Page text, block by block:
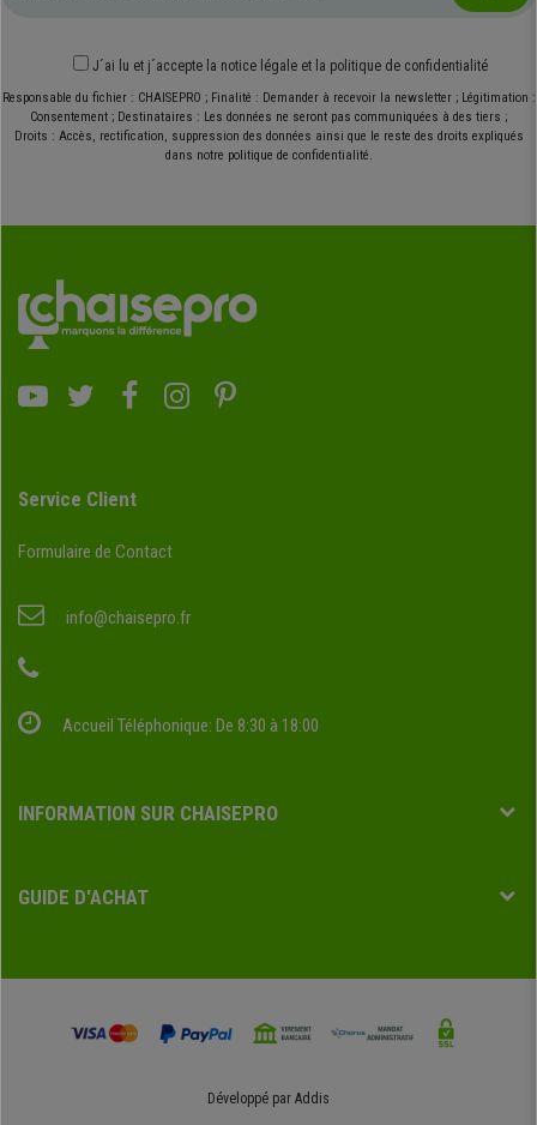
J´ai lu et j´accepte la notice légale et la politique de confidentialité
Responsable du fichier : CHAISEPRO ; Finalité : Demander à recevoir la newsletter ; Légitimation :
Consentement ; Destinataires : Les données ne seront pas communiquées à des tiers ;
Droits : Accès, rectification, suppression des données ainsi que le reste des droits expliqués
dans notre politique de confidentialité.
Service Client
Formulaire de Contact
info@chaisepro.fr
Accueil Téléphonique: De 8:30 à 18:00
INFORMATION SUR CHAISEPRO
GUIDE D'ACHAT
Développé par Addis